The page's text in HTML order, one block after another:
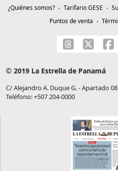
¿Quiénes somos? Tarifario GESE
Puntos de venta
© 2019 La Estrella de Panamá
C/ Alejandro A. Duque G. - Apartado
Teléfono: +507 204-0000